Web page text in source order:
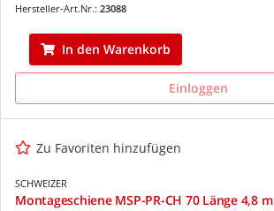
Hersteller-Art.Nr.: 23088
In den Warenkorb
Einloggen
Zu Favoriten hinzufügen
SCHWEIZER
Montageschiene MSP-PR-CH 70 Länge 4,8 m